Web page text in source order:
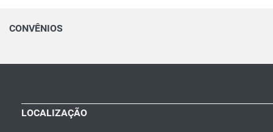
CONVÊNIOS
LOCALIZAÇÃO